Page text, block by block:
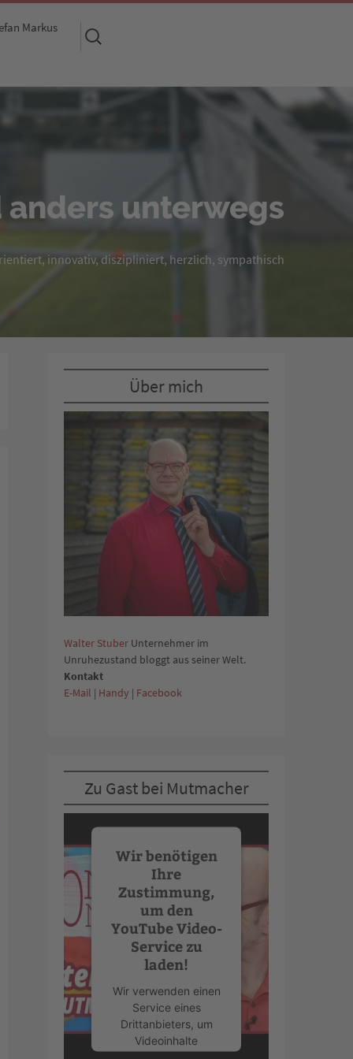
Markus
Suchen
nach:
anders unterwegs
innovativ, diszipliniert, herzlich, sympathisch
Über mich
Walter Stuber Unternehmer im
Unruhezustand bloggt aus seiner Welt.
Kontakt
E-Mail | Handy | Facebook
Zu Gast bei Mutmacher
Wir benötigen
Ihre
Zustimmung,
um den
YouTube Video-
Service zu
laden!
Wir verwenden einen
Service eines
Drittanbieters, um
Videoinhalte